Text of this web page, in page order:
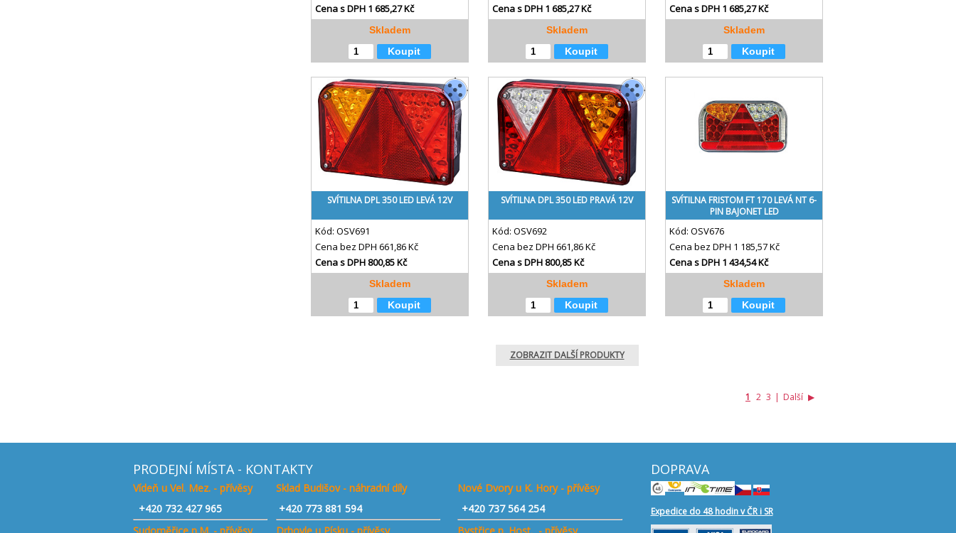
Cena s DPH 1 685,27 Kč
Skladem
Koupit
Cena s DPH 1 685,27 Kč
Skladem
Koupit
Cena s DPH 1 685,27 Kč
Skladem
Koupit
SVÍTILNA DPL 350 LED LEVÁ 12V
Kód: OSV691
Cena bez DPH 661,86 Kč
Cena s DPH800,85 Kč
Skladem
Koupit
SVÍTILNA DPL 350 LED PRAVÁ 12V
Kód: OSV692
Cena bez DPH 661,86 Kč
Cena s DPH800,85 Kč
Skladem
Koupit
SVÍTILNA FRISTOM FT 170 LEVÁ NT 6-
PIN BAJONET LED
Kód: OSV676
Cena bez DPH 1 185,57 Kč
Cena s DPH 1 434,54 Kč
Skladem
Koupit
ZOBRAZIT DALŠÍ PRODUKTY
1 2 3 | Další ▶
PRODEJNÍ MÍSTA - KONTAKTY
Vídeň u Vel. Mez. - přívěsy
+420 732 427 965
Sklad Budišov - náhradní díly
+420 773 881 594
Nové Dvory u K. Hory - přívěsy
+420 737 564 254
DOPRAVA
Expedice do 48 hodin v ČR i SR